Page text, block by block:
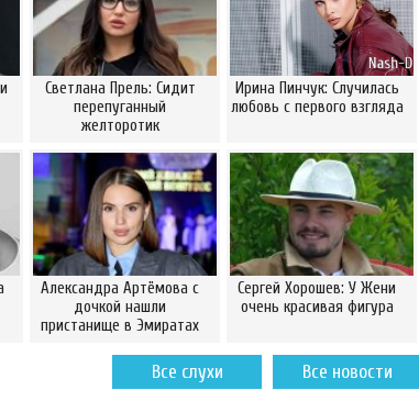
Светлана Прель: Сидит
перепуганный
желторотик
Ирина Пинчук: Случилась
любовь с первого взгляда
Александра Артёмова с
дочкой нашли
пристанище в Эмиратах
Сергей Хорошев: У Жени
очень красивая фигура
Все новости
Все слухи